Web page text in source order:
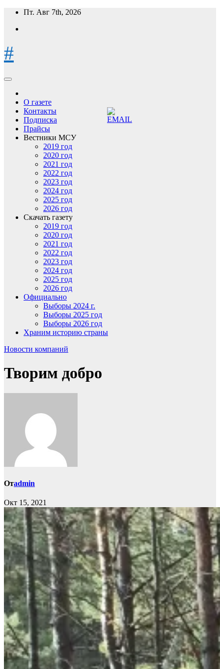
Перейти
содержимому
Пт. Авг 7th, 2026
#
О газете
Контакты
Подписка
Прайсы
Вестники МСУ
2019 год
2020 год
2021 год
2022 год
2023 год
2024 год
2025 год
2026 год
Скачать газету
2019 год
2020 год
2021 год
2022 год
2023 год
2024 год
2025 год
2026 год
Официально
Выборы 2024 г.
Выборы 2025 год
Выборы 2026 год
Храним историю страны
Новости компаний
Творим добро
Отadmin
Окт 15, 2021